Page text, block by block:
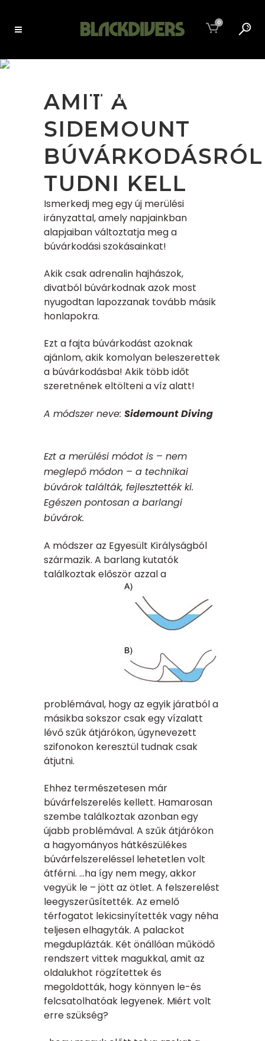
0
TUDNI KELL
AMIT A
SIDEMOUNT
BÚVÁRKODÁSRÓL
TUDNI KELL
Ismerkedj meg egy új merülési
irányzattal, amely napjainkban
alapjaiban változtatja meg a
búvárkodási szokásainkat!
Akik csak adrenalin hajhászok,
divatból búvárkodnak azok most
nyugodtan lapozzanak tovább másik
honlapokra.
Ezt a fajta búvárkodást azoknak
ajánlom, akik komolyan beleszerettek
a búvárkodásba! Akik több időt
szeretnének eltölteni a víz alatt!
A módszer neve: Sidemount Diving
Ezt a merülési módot is – nem
meglepő módon – a technikai
búvárok találták, fejlesztették ki.
Egészen pontosan a barlangi
búvárok.
A módszer az Egyesült Királyságból
származik. A barlang kutatók
találkoztak előszörazzal a
problémával, hogy az egyik járatból a
másikba sokszor csak egy vízalatt
lévő szűk átjárókon, úgynevezett
szifonokon keresztül tudnak csak
átjutni.
Ehhez természetesen már
búvárfelszerelés kellett. Hamarosan
szembe találkoztak azonban egy
újabb problémával. A szűk átjárókon
a hagyományos hátkészülékes
búvárfelszereléssel lehetetlen volt
átférni. …ha így nem megy, akkor
vegyük le – jött az ötlet. A felszerelést
leegyszerűsítették. Az emelő
térfogatot lekicsinyítették vagy néha
teljesen elhagyták. A palackot
megduplázták. Két önállóan működő
rendszert vittek magukkal, amit az
oldalukhot rögzítettek és
megoldották, hogy könnyen le-és
felcsatolhatóak legyenek. Miért volt
erre szükség?